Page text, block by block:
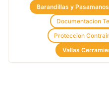
Barandillas y Pasamanos
Documentacion
Proteccion
Vallas